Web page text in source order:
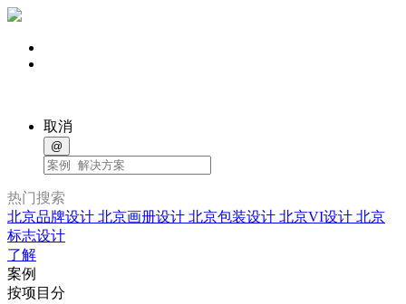
取消
@
热门搜索
北京品牌设计 北京画册设计 北京包装设计 北京VI设计 北京
标志设计
了解
案例
按项目分